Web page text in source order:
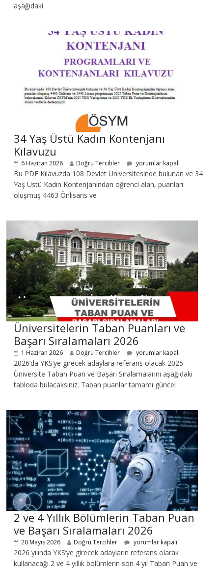
aşağıdaki
34 Yaş Üstü Kadın Kontenjanı
Kılavuzu
6 Haziran 2026 Doğru Tercihler yorumlar kapalı
Bu PDF Kılavuzda 108 Devlet Üniversitesinde bulunan ve 34
Yaş Üstü Kadın Kontenjanından öğrenci alan, puanları
oluşmuş 4463 Önlisans ve
Üniversitelerin Taban Puanları ve
Başarı Sıralamaları 2026
1 Haziran 2026 Doğru Tercihler yorumlar kapalı
2026’da YKS’ye girecek adaylara referans olacak 2025
Üniversite Taban Puan ve Başarı Sıralamalarını aşağıdaki
tabloda bulacaksınız. Taban puanlar tamamı güncel
2 ve 4 Yıllık Bölümlerin Taban Puan
ve Başarı Sıralamaları 2026
20 Mayıs 2026 Doğru Tercihler yorumlar kapalı
2026 yılında YKS’ye girecek adayların referans olarak
kullanacağı 2 ve 4 yıllık bölümlerin son 4 yıl Taban Puan ve